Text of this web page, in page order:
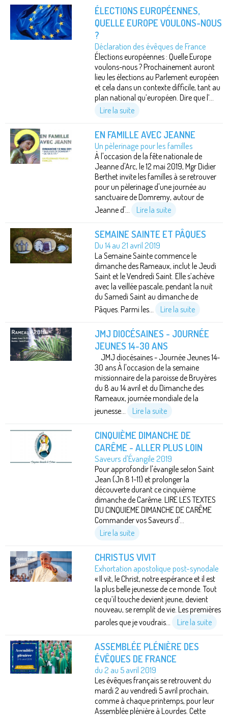
ÉLECTIONS EUROPÉENNES,
QUELLE EUROPE VOULONS-NOUS
?
Déclaration des évêques de France
Élections européennes : Quelle Europe
voulons-nous ? Prochainement auront
lieu les élections au Parlement européen
et cela dans un contexte difficile, tant au
plan national qu’européen. Dire que l’...
Lire la suite
EN FAMILLE AVEC JEANNE
Un pèlerinage pour les familles
À l'occasion de la fête nationale de
Jeanne d'Arc, le 12 mai 2019, Mgr Didier
Berthet invite les familles à se retrouver
pour un pèlerinage d'une journée au
sanctuaire de Domremy, autour de
Jeanne d'...
Lire la suite
SEMAINE SAINTE ET PÂQUES
Du 14 au 21 avril 2019
La Semaine Sainte commence le
dimanche des Rameaux, inclut le Jeudi
Saint et le Vendredi Saint. Elle s’achève
avec la veillée pascale, pendant la nuit
du Samedi Saint au dimanche de
Pâques. Parmi les...
Lire la suite
JMJ DIOCÉSAINES - JOURNÉE
JEUNES 14-30 ANS
JMJ diocésaines - Journée Jeunes 14-
30 ans À l'occasion de la semaine
missionnaire de la paroisse de Bruyères
du 8 au 14 avril et du Dimanche des
Rameaux, journée mondiale de la
jeunesse...
Lire la suite
CINQUIÈME DIMANCHE DE
CARÊME - ALLER PLUS LOIN
Saveurs d'Évangile 2019
Pour approfondir l'évangile selon Saint
Jean (Jn 8 1-11) et prolonger la
découverte durant ce cinquième
dimanche de Carême. LIRE LES TEXTES
DU CINQUIEME DIMANCHE DE CARÊME
Commander vos Saveurs d'...
Lire la suite
CHRISTUS VIVIT
Exhortation apostolique post-synodale
« Il vit, le Christ, notre espérance et il est
la plus belle jeunesse de ce monde. Tout
ce qu’il touche devient jeune, devient
nouveau, se remplit de vie. Les premières
paroles que je voudrais...
Lire la suite
ASSEMBLÉE PLÉNIÈRE DES
ÉVÊQUES DE FRANCE
du 2 au 5 avril 2019
Les évêques français se retrouvent du
mardi 2 au vendredi 5 avril prochain,
comme à chaque printemps, pour leur
Assemblée plénière à Lourdes. Cette